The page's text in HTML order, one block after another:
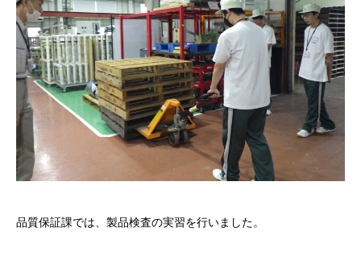
品質保証課では、製品検査の実習を行いました。